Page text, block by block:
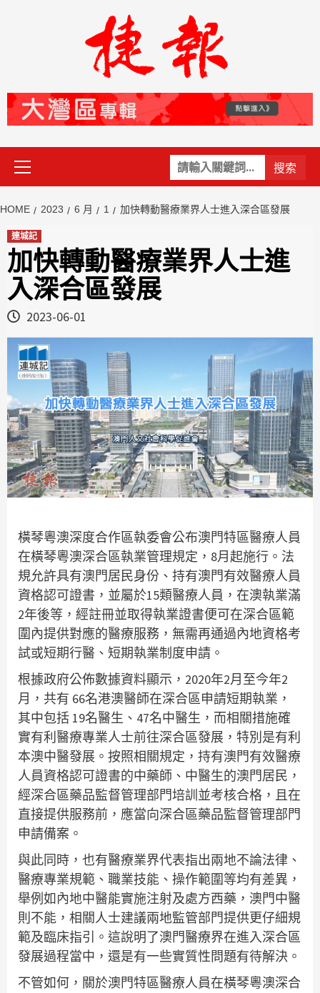
關
鍵
Primary
Menu
HOME 2023 6 月 1 加快轉動醫療業界人士進入深合區發展
連城記
加快轉動醫療業界人士進
入深合區發展
2023-06-01
橫琴粵澳深度合作區執委會公布澳門特區醫療人員
在橫琴粵澳深合區執業管理規定，8月起施行。法
規允許具有澳門居民身份、持有澳門有效醫療人員
資格認可證書，並屬於15類醫療人員，在澳執業滿
2年後等，經註冊並取得執業證書便可在深合區範
圍內提供對應的醫療服務，無需再通過內地資格考
試或短期行醫、短期執業制度申請。
根據政府公佈數據資料顯示，2020年2月至今年2
月，共有 66名港澳醫師在深合區申請短期執業，
其中包括 19名醫生、47名中醫生，而相關措施確
實有利醫療專業人士前往深合區發展，特別是有利
本澳中醫發展。按照相關規定，持有澳門有效醫療
人員資格認可證書的中藥師、中醫生的澳門居民，
經深合區藥品監督管理部門培訓並考核合格，且在
直接提供服務前，應當向深合區藥品監督管理部門
申請備案。
與此同時，也有醫療業界代表指出兩地不論法律、
醫療專業規範、職業技能、操作範圍等均有差異，
舉例如內地中醫能實施注射及處方西藥，澳門中醫
則不能，相關人士建議兩地監管部門提供更仔細規
範及臨床指引。這說明了澳門醫療界在進入深合區
發展過程當中，還是有一些實質性問題有待解決。
不管如何，關於澳門特區醫療人員在橫琴粵澳深合